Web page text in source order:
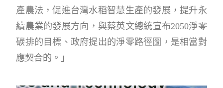
產農法，促進台灣水稻智慧生產的發展，提升永
續農業的發展方向，與蔡英文總統宣布2050淨零
碳排的目標、政府提出的淨零路徑圖，是相當對
應契合的。」